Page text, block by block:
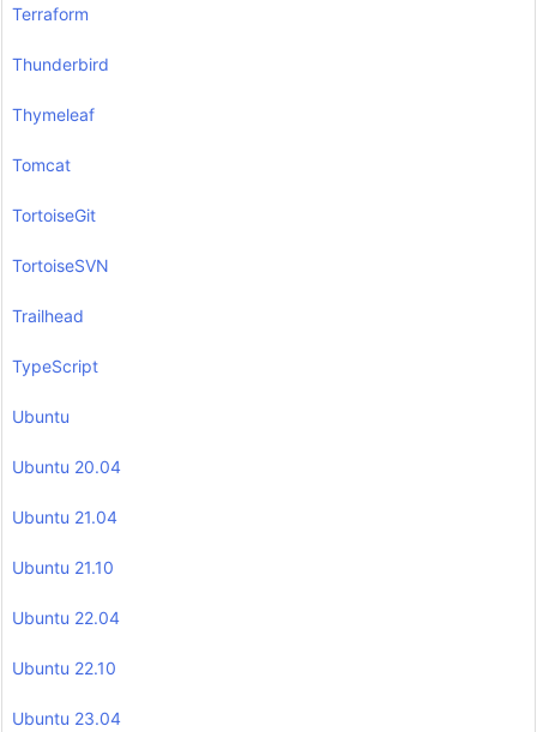
Terraform
Thunderbird
Thymeleaf
Tomcat
TortoiseGit
TortoiseSVN
Trailhead
TypeScript
Ubuntu
Ubuntu 20.04
Ubuntu 21.04
Ubuntu 21.10
Ubuntu 22.04
Ubuntu 22.10
Ubuntu 23.04